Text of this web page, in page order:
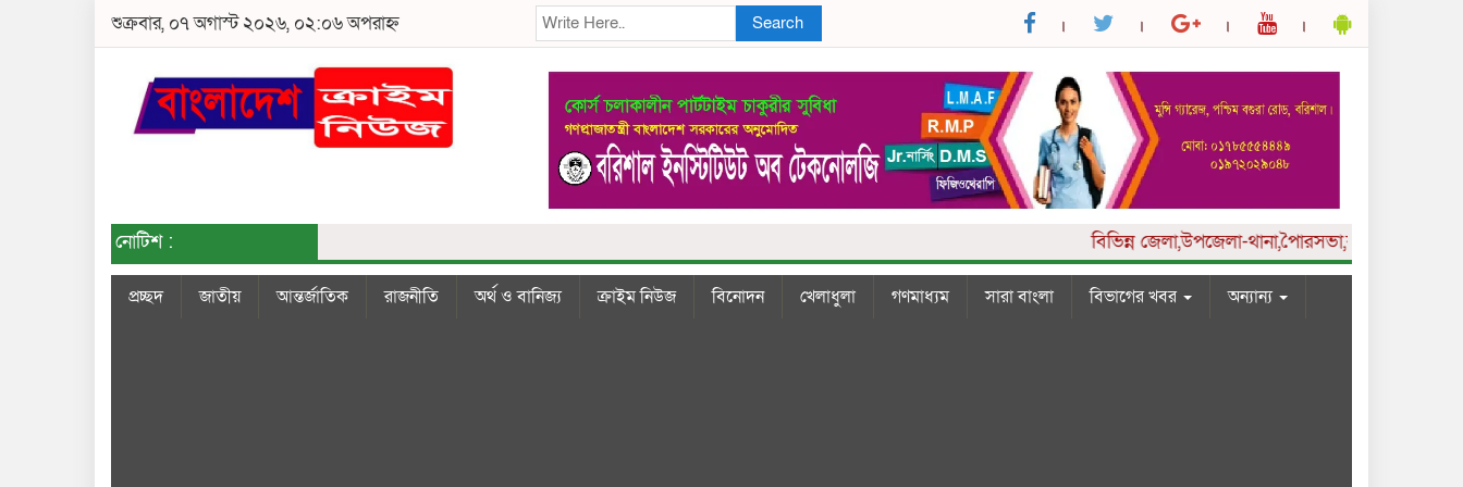
শুক্রবার, ০৭ অগাস্ট ২০২৬, ০২:০৬ অপরাহ্ন Search
নোটিশ : বিভিন্নজেলা,উপজেলা-থানা,পৈারসভা,কলেজ ও ইউনিয়ন
প্রচ্ছদ জাতীয় আন্তর্জাতিক রাজনীতি অর্থ ও বানিজ্য ক্রাইম নিউজ বিনোদন খেলাধুলা গণমাধ্যম সারা বাংলা বিভাগের খবর অন্যান্য